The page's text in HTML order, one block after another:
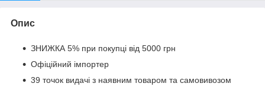
Опис
ЗНИЖКА 5% при покупці від 5000 грн
Офіційний імпортер
39 точок видачі з наявним товаром та самовивозом